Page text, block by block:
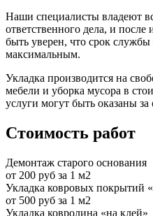
Наши специалисты владеют
ответственного дела, и
быть уверен, что срок службы
максимальным.
Укладка производится на
мебели и уборка мусора в
услуги могут быть оказаны за
Стоимость работ
Демонтаж старого основания
от 200 руб за 1 м2
Укладка ковровых покрытий
от 500 руб за 1 м2
Укладка ковролина «на клей»